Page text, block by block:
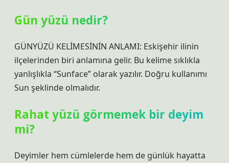
Gün yüzü nedir?
GÜNYÜZÜ KELİMESİNİN ANLAMI: Eskişehir ilinin
ilçelerinden biri anlamına gelir. Bu kelime sıklıkla
yanlışlıkla “Sunface” olarak yazılır. Doğru kullanımı
Sun şeklinde olmalıdır.
Rahat yüzü görmemek bir deyim
mi?
Deyimler hem cümlelerde hem de günlük hayatta